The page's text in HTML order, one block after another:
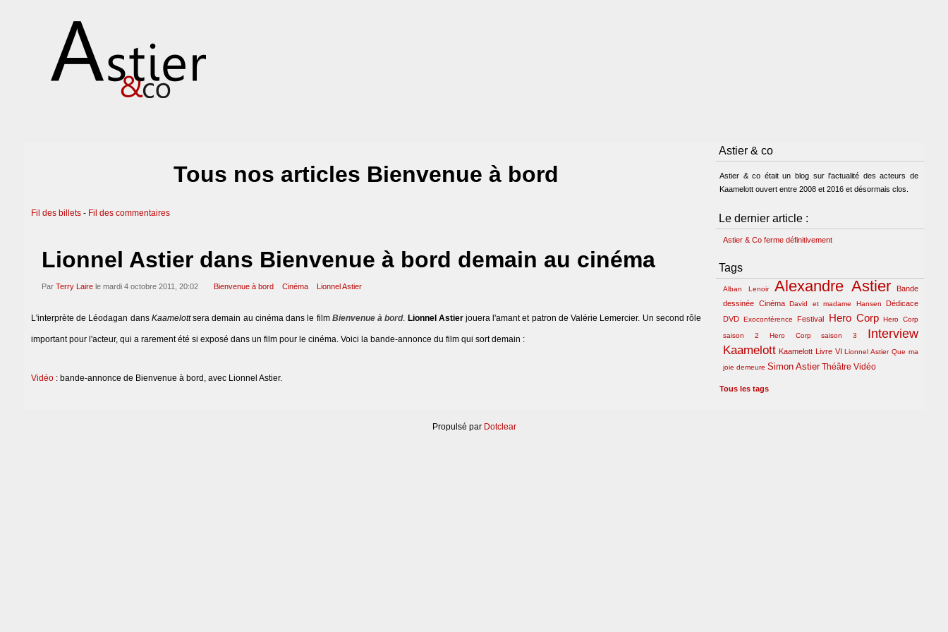
Tous nos articles Bienvenue à bord
Fil des billets - Fil des commentaires
Lionnel Astier dans Bienvenue à bord demain au cinéma
Par Terry Laire le mardi 4 octobre 2011, 20:02 Bienvenue à bord Cinéma Lionnel Astier
L'interprète de Léodagan dans Kaamelottsera demain au cinéma dans le film Bienvenue à bord. Lionnel Astierjouera l'amant et patron de Valérie Lemercier. Un second rôle
important pour l'acteur, qui a rarement été si exposé dans un film pour le cinéma. Voici la bande-annonce du film qui sort demain :
Vidéo : bande-annonce de Bienvenue à bord, avec Lionnel Astier.
Astier & co
Astier & co était un blog sur l'actualité des acteurs de
Kaamelott ouvert entre 2008 et 2016 et désormais clos.
Le dernier article :
Astier & Co ferme définitivement
Tags
Alban Lenoir Alexandre Astier
Bande
dessinée Cinéma David et madame Hansen
Dédicace
DVD Exoconférence Festival Hero Corp Hero Corp
saison 2 Hero Corp saison 3 Interview
Kaamelott Kaamelott Livre VI Lionnel Astier Que ma
joie demeure Simon Astier Théâtre Vidéo
Tous les tags
Propulsé par Dotclear